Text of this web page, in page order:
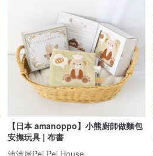
【日本 amanoppo】小熊廚師做麵包
安撫玩具 | 布書